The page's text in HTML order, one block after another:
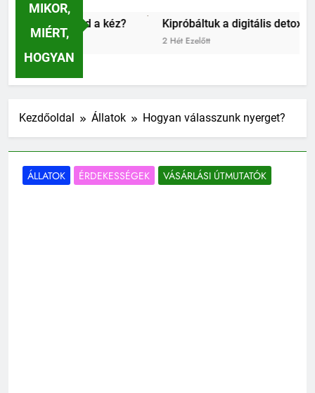
MIKOR,
MIÉRT,
HOGYAN
Kipróbáltuk a digitális detoxot: Egy teljes hétvége
2 Hét Ezelőtt
Kezdőoldal Állatok Hogyan válasszunk nyerget?
ÁLLATOK ÉRDEKESSÉGEK VÁSÁRLÁSI ÚTMUTATÓK